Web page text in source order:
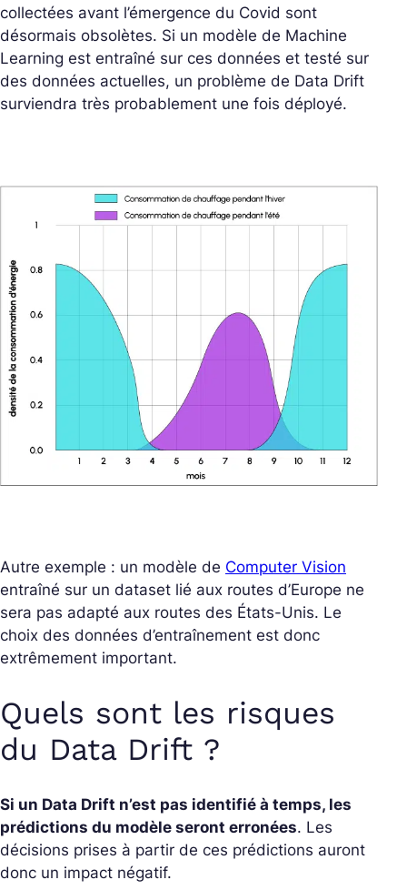
collectées avant l’émergence du Covid sont
désormais obsolètes. Si un modèle de Machine
Learning est entraîné sur ces données et testé sur
des données actuelles, un problème de Data Drift
surviendra très probablement une fois déployé.
Autre exemple : un modèle de Computer Vision
entraîné sur un dataset lié aux routes d’Europe ne
sera pas adapté aux routes des États-Unis. Le
choix des données d’entraînement est donc
extrêmement important.
Quels sont les risques
du Data Drift ?
Si un Data Drift n’est pas identifié à temps, les
prédictions du modèle seront erronées. Les
décisions prises à partir de ces prédictions auront
donc un impact négatif.